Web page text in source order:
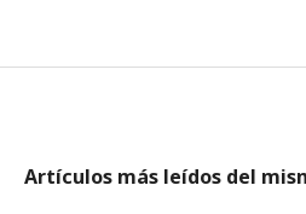
Artículos más leídos del